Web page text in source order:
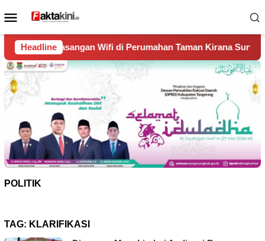
ke
Menu
Mobile
Headline
Wifi di Perumahan Taman Kirana Surya Solear
POLITIK
TAG: KLARIFIKASI